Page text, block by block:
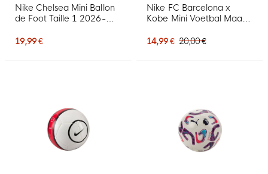
Nike Chelsea Mini Ballon
de Foot Taille 1 2026-
19,99 €
Nike FC Barcelona x
Kobe Mini Voetbal Maat 1
14,99 € 20,00 €